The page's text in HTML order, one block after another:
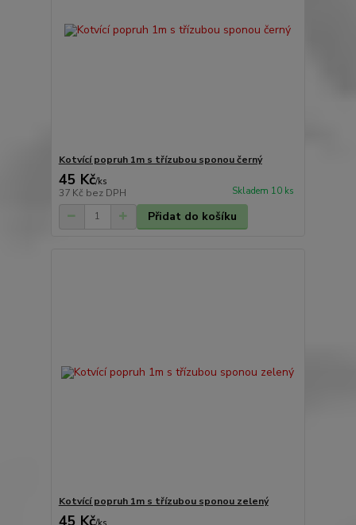
Kotvící popruh 1m s třízubou sponou černý
45 Kč/ks
37 Kč bez DPH Skladem 10 ks
Přidat do košíku
Kotvící popruh 1m s třízubou sponou zelený
45 Kč